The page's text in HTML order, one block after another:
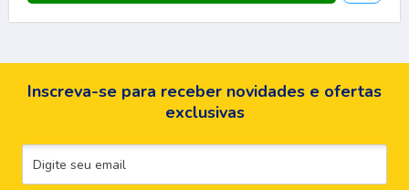
Inscreva-se para receber novidades e ofertas
exclusivas